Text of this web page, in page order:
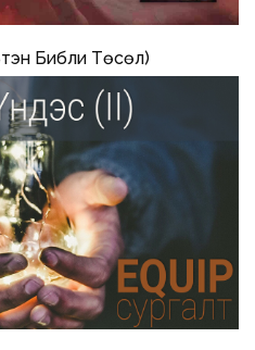
Библи Төсөл)